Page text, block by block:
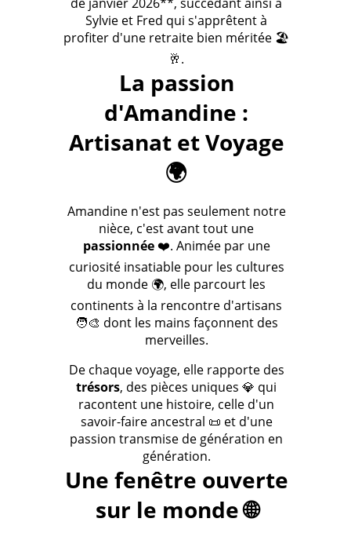
Sylvie et Fred qui s'apprêtent à
profiter d'une retraite bien méritée 🏖️
🥂.
La passion
d'Amandine :
Artisanat et Voyage
🌍
Amandine n'est pas seulement notre
nièce, c'est avant tout une
passionnée❤️. Animée par une
curiosité insatiable pour les cultures
du monde 🌍, elle parcourt les
continents à la rencontre d'artisans
🧑‍🎨 dont les mains façonnent des
merveilles.
De chaque voyage, elle rapporte des
trésors, des pièces uniques 💎 qui
racontent une histoire, celle d'un
savoir-faire ancestral 📜 et d'une
passion transmise de génération en
génération.
Une fenêtre ouverte
sur le monde 🌐